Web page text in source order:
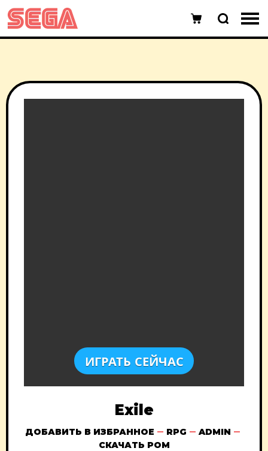
ИГРАТЬ СЕЙЧАС
Exile
ДОБАВИТЬ В ИЗБРАННОЕ RPG
ADMIN
СКАЧАТЬ РОМ